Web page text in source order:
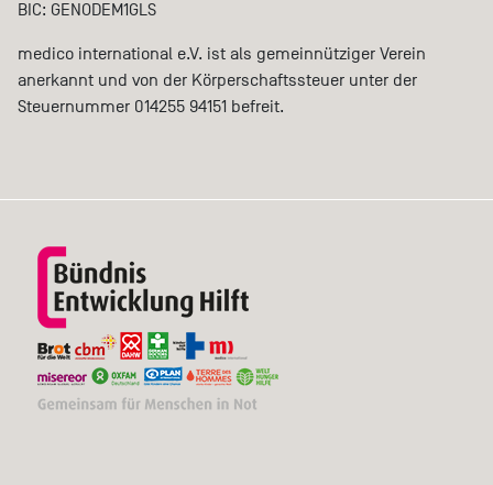
BIC: GENODEM1GLS
medico international e.V. ist als gemeinnütziger Verein
anerkannt und von der Körperschaftssteuer unter der
Steuernummer 014255 94151 befreit.